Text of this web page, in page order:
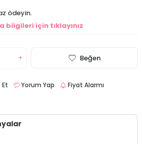
ödeyin.
için tıklayınız
Beğen
Yorum Yap Fiyat Alarmı